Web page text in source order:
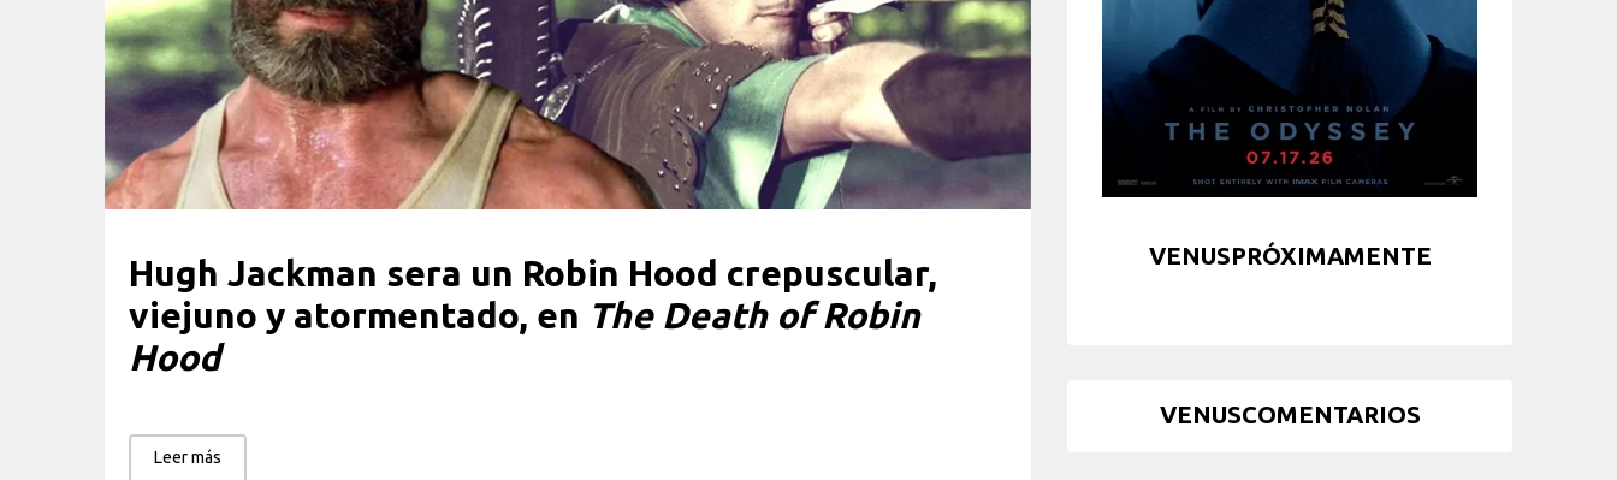
Hugh Jackman sera un Robin Hood crepuscular,
viejuno y atormentado, en The Death of Robin
Hood
Leer más
VENUSPRÓXIMAMENTE
VENUSCOMENTARIOS